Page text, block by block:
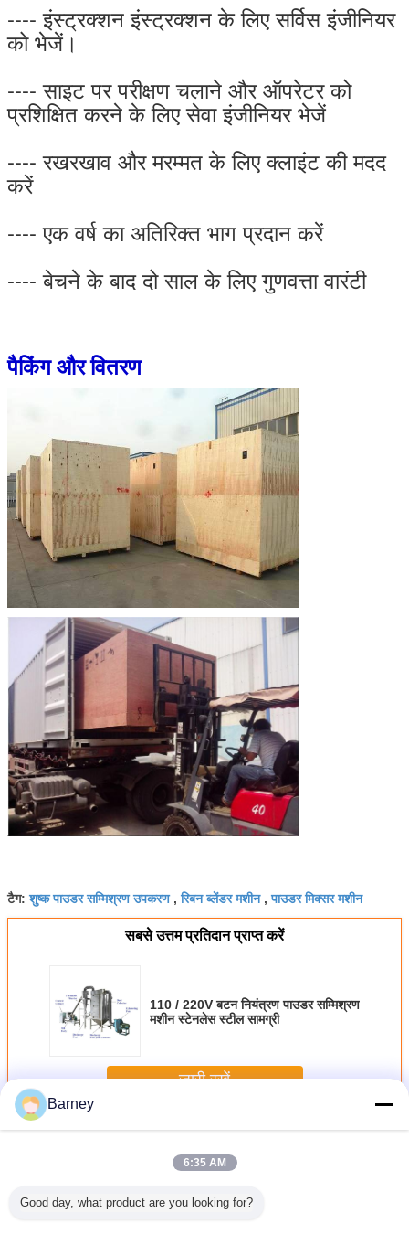
---- इंस्ट्रक्शन इंस्ट्रक्शन के लिए सर्विस इंजीनियर
को भेजें।
---- साइट पर परीक्षण चलाने और ऑपरेटर को
प्रशिक्षित करने के लिए सेवा इंजीनियर भेजें
---- रखरखाव और मरम्मत के लिए क्लाइंट की मदद
करें
---- एक वर्ष का अतिरिक्त भाग प्रदान करें
---- बेचने के बाद दो साल के लिए गुणवत्ता वारंटी
पैकिंग और वितरण
टैग:शुष्क पाउडर सम्मिश्रण उपकरण,रिबन ब्लेंडर मशीन,पाउडर मिक्सर मशीन
सबसे उत्तम प्रतिदान प्राप्त करें
110 / 220V बटन नियंत्रण पाउडर सम्मिश्रण
मशीन स्टेनलेस स्टील सामग्री
जारी रखें
अधिकपाउडर ब्लेंडिंग मशीन
Barney
6:35 AM
Good day, what product are you looking for?